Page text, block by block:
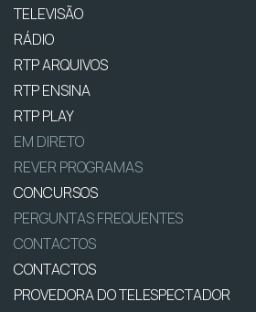
TELEVISÃO
RÁDIO
RTP ARQUIVOS
RTP ENSINA
RTP PLAY
EM DIRETO
REVER PROGRAMAS
CONCURSOS
PERGUNTAS FREQUENTES
CONTACTOS
CONTACTOS
PROVEDORA DO TELESPECTADOR